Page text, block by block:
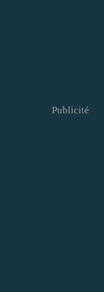
Publicité